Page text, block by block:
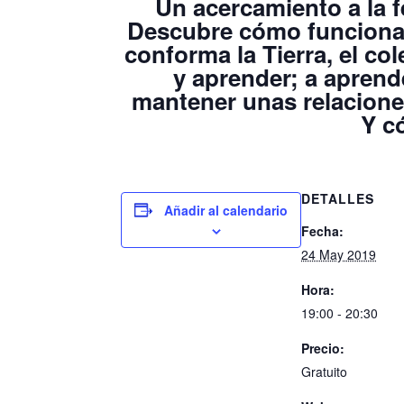
Un acercamiento a la
Descubre cómo
conforma la Tierra, el
y aprender; a
mantener unas
Y
Añadir al calendario
DETALLES
Fecha:
24 May 2019
Hora:
19:00 - 20:30
Precio:
Gratuito